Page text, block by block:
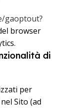
gaoptout?
browser
di
per
Sito (ad